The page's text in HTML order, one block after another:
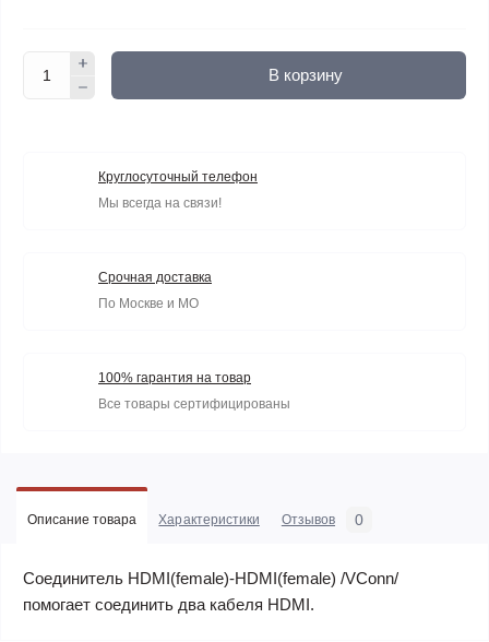
В корзину
Круглосуточный телефон
Мы всегда на связи!
Срочная доставка
По Москве и МО
100% гарантия на товар
Все товары сертифицированы
Описание товара Характеристики Отзывов 0
Соединитель HDMI(female)-HDMI(female) /VСonn/
помогает соединить два кабеля HDMI.